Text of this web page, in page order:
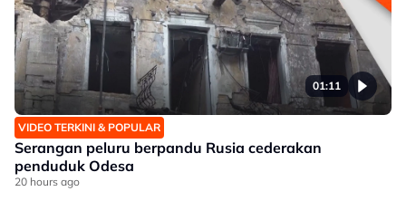
01:11
VIDEO TERKINI & POPULAR
Serangan peluru berpandu Rusia cederakan
penduduk Odesa
20 hours ago